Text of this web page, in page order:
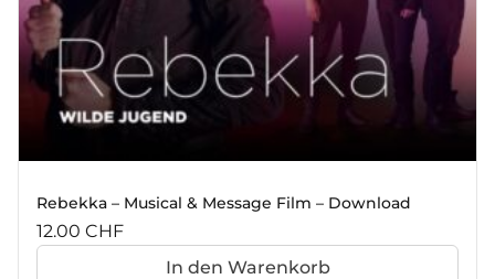
Rebekka – Musical & Message Film – Download
12.00 CHF
In den Warenkorb